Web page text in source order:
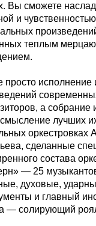
Вы сможете
и чувственностью
теплым
просто исполнение
а собрание
лучших
оркестровках
сделанные
состава
— 25
духовые,
и главный
— солирующий